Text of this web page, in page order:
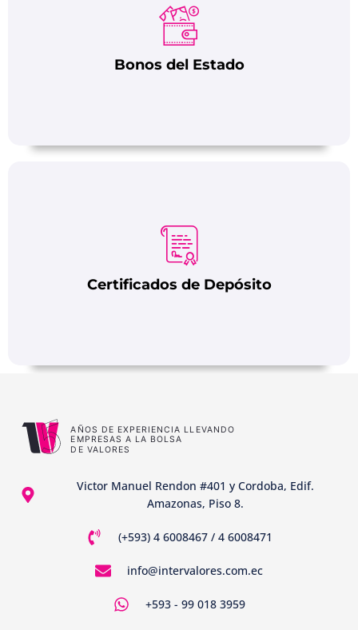
Bonos del Estado
Certificados de Depósito
Victor Manuel Rendon #401 y Cordoba, Edif.
Amazonas, Piso 8.
(+593) 4 6008467 / 4 6008471
info@intervalores.com.ec
+593 - 99 018 3959